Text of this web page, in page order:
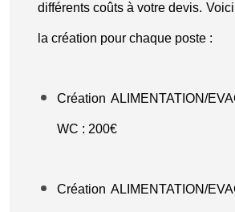
différents coûts à votre devis.
la création pour chaque poste :
Création ALIMENTATION/
WC : 200€
Création ALIMENTATION/